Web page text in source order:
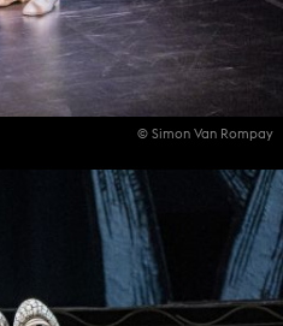
© Simon Van Rompay